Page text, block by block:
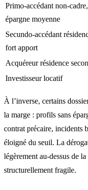
Primo-accédant non-
épargne moyenne
Secundo-accédant
fort apport
Acquéreur résidence
Investisseur locatif
À l’inverse, certains
la marge : profils sans
contrat précaire, incidents
éloigné du seuil. La
légèrement au-dessus de
structurellement fragile.